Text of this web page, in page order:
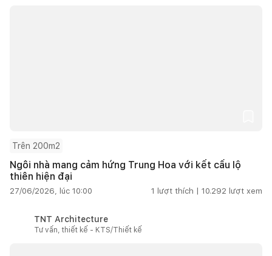
Trên 200m2
Ngôi nhà mang cảm hứng Trung Hoa với kết cấu lộ
thiên hiện đại
27/06/2026, lúc 10:00 1 lượt thích | 10.292 lượt xem
TNT Architecture
Tư vấn, thiết kế - KTS/Thiết kế